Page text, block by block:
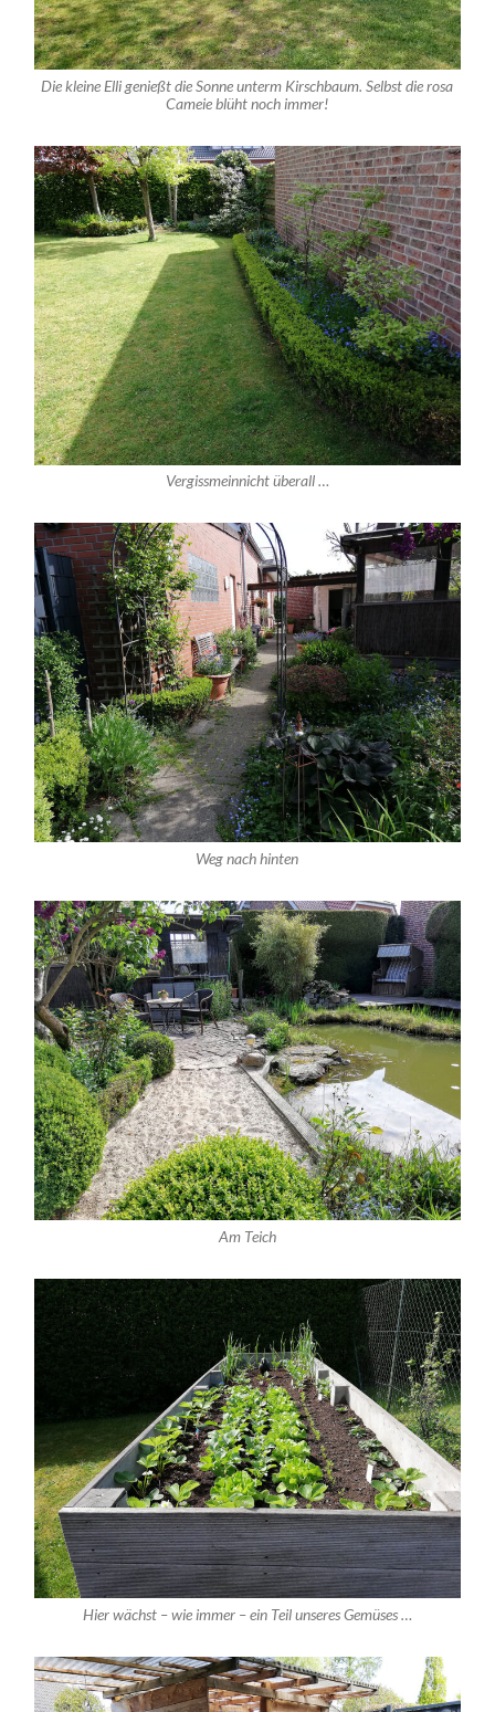
Die kleine Elli genießt die Sonne unterm Kirschbaum. Selbst die rosa
Cameie blüht noch immer!
Vergissmeinnicht überall …
Weg nach hinten
Am Teich
Hier wächst – wie immer – ein Teil unseres Gemüses …